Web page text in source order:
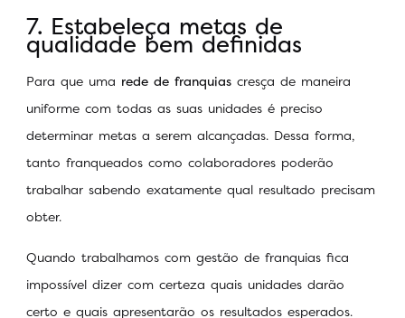
7. Estabeleça metas de
qualidade bem definidas
Para que uma rede de franquias cresça de maneira
uniforme com todas as suas unidades é preciso
determinar metas a serem alcançadas. Dessa forma,
tanto franqueados como colaboradores poderão
trabalhar sabendo exatamente qual resultado precisam
obter.
Quando trabalhamos com gestão de franquias fica
impossível dizer com certeza quais unidades darão
certo e quais apresentarão os resultados esperados.